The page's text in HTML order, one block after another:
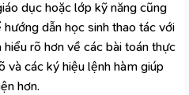
dục hoặc lớp kỹ năng cũng
dẫn học sinh thao tác với
rõ hơn về các bài toán thực
và các ký hiệu lệnh hàm giúp
hơn.